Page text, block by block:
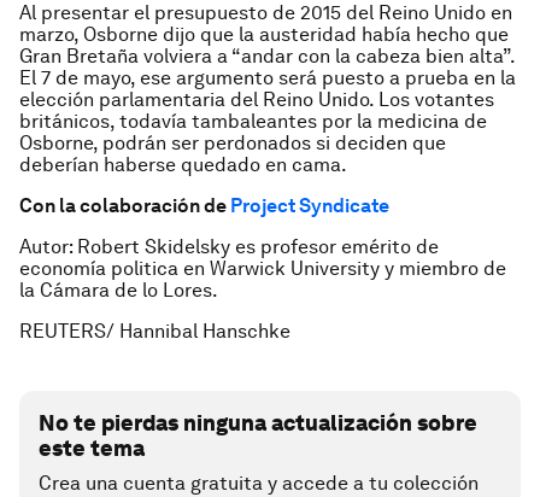
Al presentar el presupuesto de 2015 del Reino Unido en
marzo, Osborne dijo que la austeridad había hecho que
Gran Bretaña volviera a “andar con la cabeza bien alta”.
El 7 de mayo, ese argumento será puesto a prueba en la
elección parlamentaria del Reino Unido. Los votantes
británicos, todavía tambaleantes por la medicina de
Osborne, podrán ser perdonados si deciden que
deberían haberse quedado en cama.
Con la colaboración de Project Syndicate
Autor: Robert Skidelsky es profesor emérito de
economía politica en Warwick University y miembro de
la Cámara de lo Lores.
REUTERS/ Hannibal Hanschke
No te pierdas ninguna actualización sobre
este tema
Crea una cuenta gratuita y accede a tu colección